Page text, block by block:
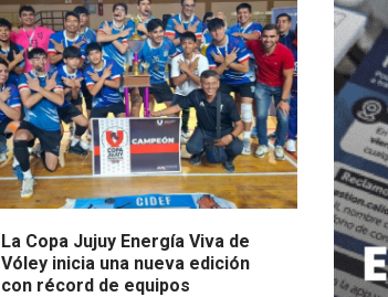
La Copa Jujuy Energía Viva de
Vóley inicia una nueva edición
con récord de equipos